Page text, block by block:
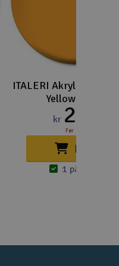
ITALERI Akrylmaling -
Yellow - 20ml
kr 25,-
Før
Kjøp
1 på lager